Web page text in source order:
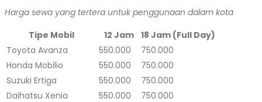
Harga sewa yang tertera untuk penggunaan dalam kota
Tipe Mobil
12 Jam
18 Jam (Full Day)
Toyota Avanza
550.000
750.000
Honda Mobilio
550.000
750.000
Suzuki Ertiga
550.000
750.000
Daihatsu Xenia
550.000
750.000